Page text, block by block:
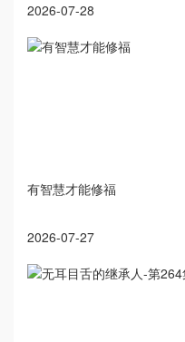
2026-07-28
有智慧才能修福
2026-07-27